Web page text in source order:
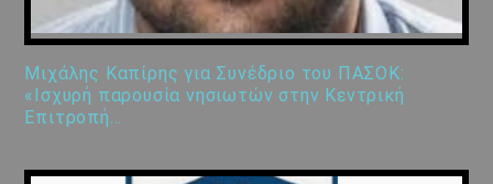
Μιχάλης Καπίρης για Συνέδριο του ΠΑΣΟΚ:
«Ισχυρή παρουσία νησιωτών στην Κεντρική
Επιτροπή…